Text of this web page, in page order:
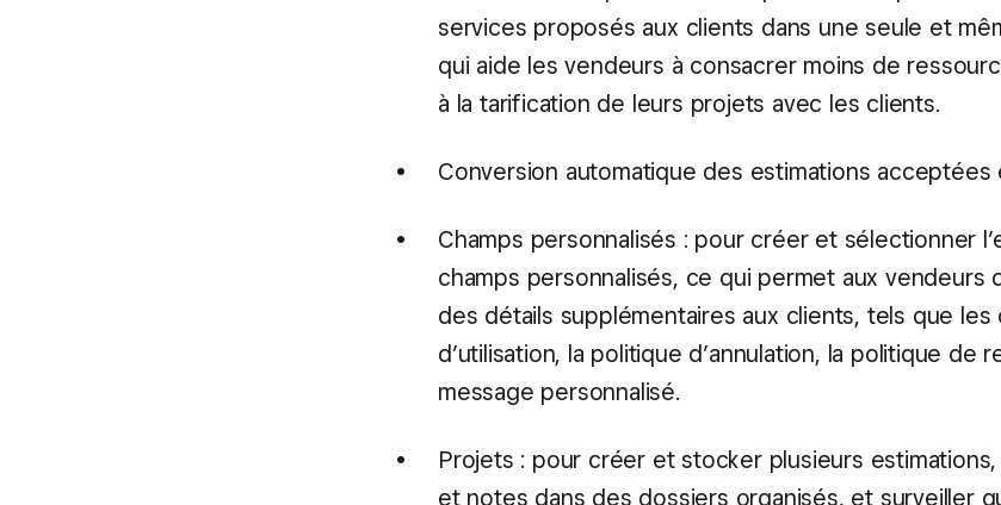
services proposés aux clients dans une seule et
qui aide les vendeurs à consacrer moins de
à la tarification de leurs projets avec les clients.
Conversion automatique des estimations acceptées
Champs personnalisés : pour créer et sélectionner
champs personnalisés, ce qui permet aux vendeurs
des détails supplémentaires aux clients, tels que les
d’utilisation, la politique d’annulation, la politique de
message personnalisé.
Projets : pour créer et stocker plusieurs
et notes dans des dossiers organisés, et surveiller